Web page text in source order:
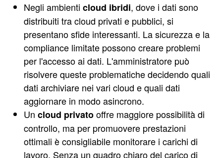
Negli ambienti cloud ibridi, dove i dati sono
distribuiti tra cloud privati e pubblici, si
presentano sfide interessanti. La sicurezza e la
compliance limitate possono creare problemi
per l'accesso ai dati. L'amministratore può
risolvere queste problematiche decidendo quali
dati archiviare nei vari cloud e quali dati
aggiornare in modo asincrono.
Un cloud privatooffre maggiore possibilità di
controllo, ma per promuovere prestazioni
ottimali è consigliabile monitorare i carichi di
lavoro. Senza un quadro chiaro del carico di